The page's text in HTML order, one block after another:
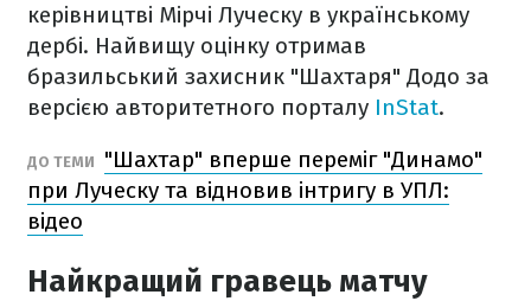
керівництві Мірчі Луческу в українському
дербі. Найвищу оцінку отримав
бразильський захисник "Шахтаря" Додо за
версією авторитетного порталу InStat.
ДО ТЕМИ
"Шахтар" вперше переміг "Динамо"
при Луческу та відновив інтригу в УПЛ:
відео
Найкращий гравець матчу